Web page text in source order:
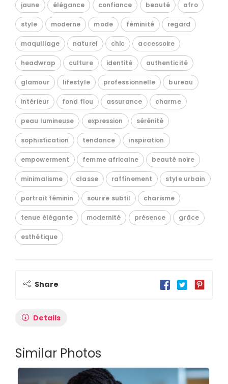
jaune élégance confiance beauté afro
style moderne mode féminité regard
maquillage naturel chic accessoire
headwrap culture identité authenticité
glamour lifestyle professionnelle bureau
intérieur fond flou assurance charme
peau lumineuse expression sérénité
sophistication tendance inspiration
empowerment femme africaine beauté noire
minimalisme classe raffinement style urbain
portrait féminin sourire subtil charisme
tenue élégante modernité présence grâce
esthétique
Share
Details
Similar Photos